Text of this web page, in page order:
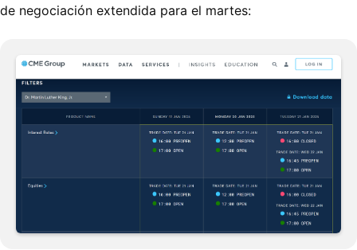
de negociación extendida para el martes: